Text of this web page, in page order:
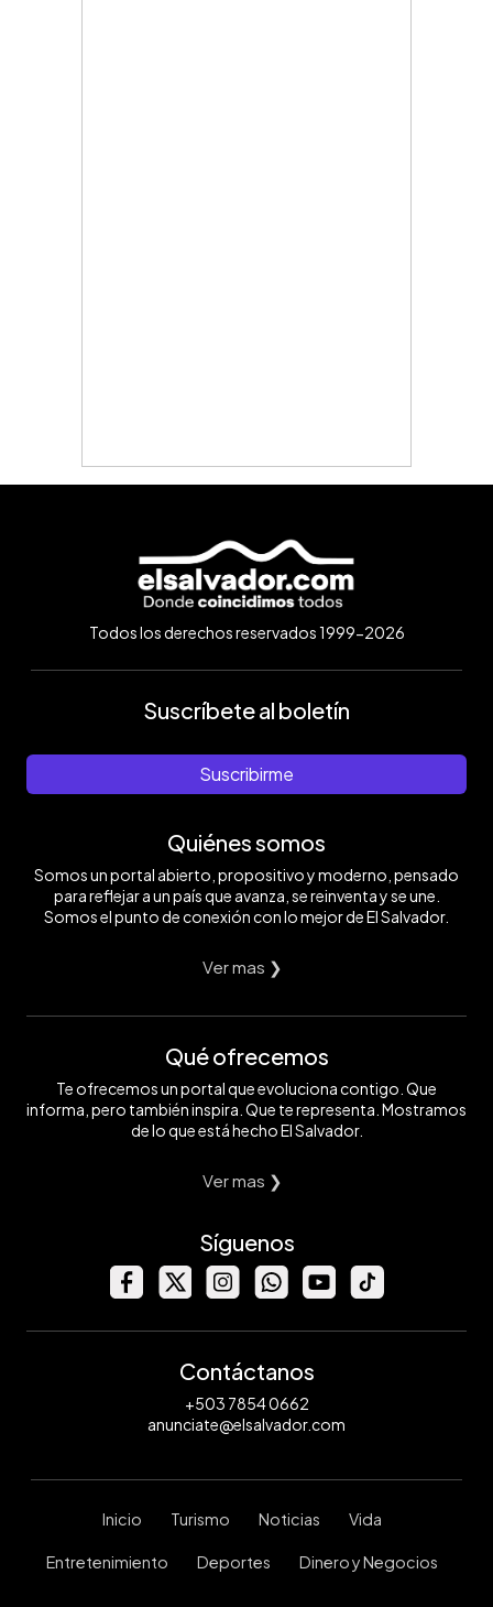
Todos los derechos reservados 1999-2026
Suscríbete al boletín
Suscribirme
Quiénes somos
Somos un portal abierto, propositivo y moderno, pensado
para reflejar a un país que avanza, se reinventa y se une.
Somos el punto de conexión con lo mejor de El Salvador.
Ver mas ❯
Qué ofrecemos
Te ofrecemos un portal que evoluciona contigo. Que
informa, pero también inspira. Que te representa. Mostramos
de lo que está hecho El Salvador.
Ver mas ❯
Síguenos
Contáctanos
+503 7854 0662
anunciate@elsalvador.com
Inicio Turismo Noticias Vida
Entretenimiento Deportes Dinero y Negocios